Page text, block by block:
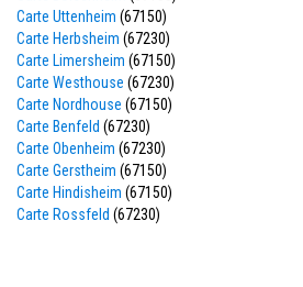
Carte Uttenheim (67150)
Carte Herbsheim (67230)
Carte Limersheim (67150)
Carte Westhouse (67230)
Carte Nordhouse (67150)
Carte Benfeld (67230)
Carte Obenheim (67230)
Carte Gerstheim (67150)
Carte Hindisheim (67150)
Carte Rossfeld (67230)